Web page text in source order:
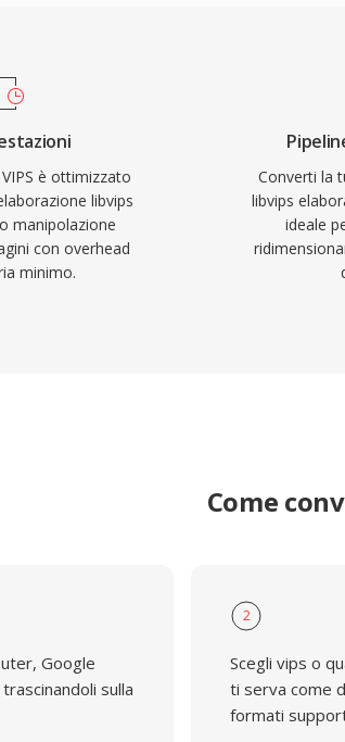
è ottimizzato
libvips
manipolazione
con overhead
minimo.
Converti la
libvips
ideale
Come
Google
sulla
2
Scegli vips o
ti serva come
formati